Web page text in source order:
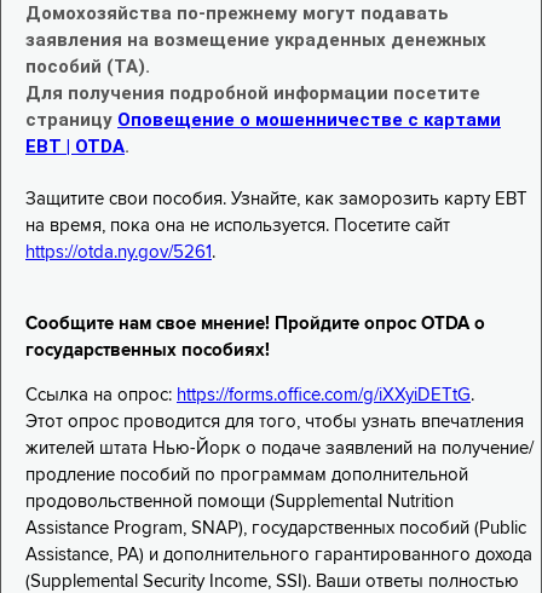
Домохозяйства по-прежнему могут подавать
заявления на возмещение украденных денежных
пособий (TA).
Для получения подробной информации посетите
страницу Оповещение о мошенничестве с картами
EBT | OTDA.
Защитите свои пособия. Узнайте, как заморозить карту EBT
на время, пока она не используется. Посетите сайт
https://otda.ny.gov/5261 .
Сообщите нам свое мнение! Пройдите опрос OTDA о
государственных пособиях!
Ссылка на опрос: https://forms.office.com/g/iXXyiDETtG.
Этот опрос проводится для того, чтобы узнать впечатления
жителей штата Нью-Йорк о подаче заявлений на получение/
продление пособий по программам дополнительной
продовольственной помощи (Supplemental Nutrition
Assistance Program, SNAP), государственных пособий (Public
Assistance, PA) и дополнительного гарантированного дохода
(Supplemental Security Income, SSI). Ваши ответы полностью